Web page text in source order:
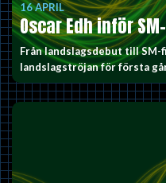
16 APRIL
Oscar Edh inför
Från landslagsdebut till SM-
landslagströjan för första